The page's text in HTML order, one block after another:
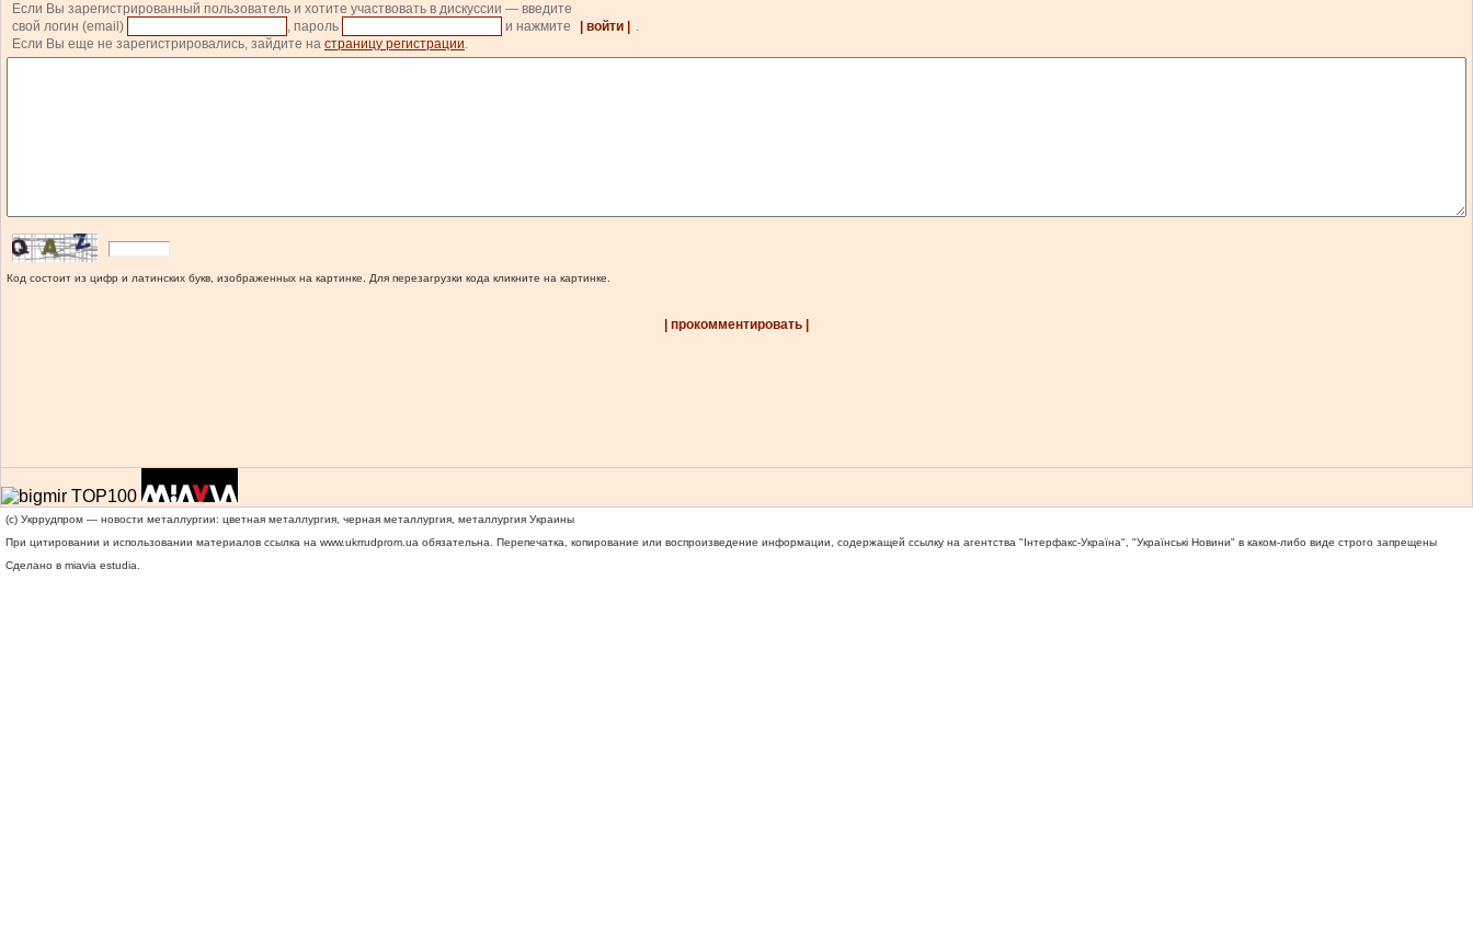
Если Вы зарегистрированный пользователь и хотите участвовать в дискуссии — введите
свой логин (email)
, пароль и нажмите | войти |
.
Если Вы еще не зарегистрировались, зайдите на страницу регистрации.
Код состоит из цифр и латинских букв, изображенных на картинке. Для перезагрузки кода кликните на картинке.
| прокомментировать |
(c) Укррудпром — новости металлургии: цветная металлургия, черная металлургия, металлургия Украины
При цитировании и использовании материалов ссылка на www.ukrrudprom.ua обязательна. Перепечатка, копирование или воспроизведение информации, содержащей ссылку на агентства "Iнтерфакс-Україна", "Українськi Новини" в каком-либо виде строго запрещены
Сделано в miavia estudia.